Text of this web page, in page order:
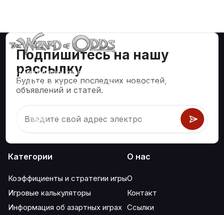
Подпишитесь на нашу
рассылку
Будьте в курсе последних новостей,
объявлений и статей.
Математически корректные стратегии и информация
для таких азартных игр, как блэкджек, крэпс, рулетка и
сотни других.
Категории
Коэффициенты и стратегии игры
Игровые калькуляторы
Информация об азартных играх
О нас
О
Контакт
Ссылки